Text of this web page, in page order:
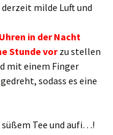
milde Luft und
in der Nacht
Stunde vorzu stellen
mit einem Finger
sodass es eine
Tee und aufi…!